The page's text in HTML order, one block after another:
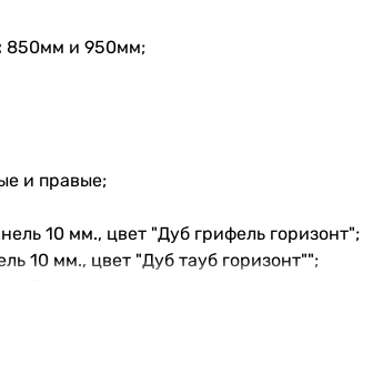
850мм и 950мм;
и правые;
10 мм., цвет "Дуб грифель горизонт";
10 мм., цвет "Дуб тауб горизонт"";